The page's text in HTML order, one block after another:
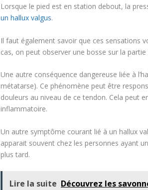
Lorsque le pied est en station debout, la
un hallux valgus.
Il faut également savoir que ces sensations
cas, on peut observer une bosse sur la
Une autre conséquence dangereuse liée à
métatarse). Ce phénomène peut être
douleurs au niveau de ce tendon. Cela peut
inflammatoire.
Un autre symptôme courant lié à un hallux
apparait souvent chez les personnes ayant
plus tard.
Lire la suite Découvrez les